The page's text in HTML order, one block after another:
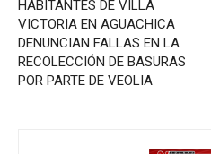
n
d
e
HABITANTES DE VILLA
VICTORIA EN AGUACHICA
DENUNCIAN FALLAS EN LA
RECOLECCIÓN DE BASURAS
POR PARTE DE VEOLIA